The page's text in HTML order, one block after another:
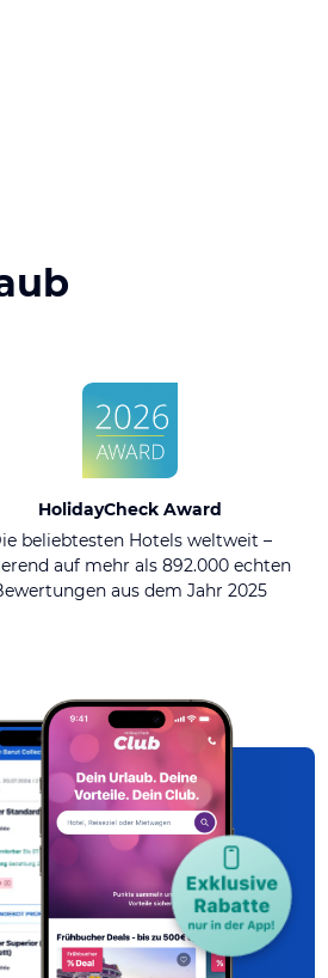
HolidayCheck Award
beliebtesten Hotels weltweit –
auf mehr als 892.000 echten
aus dem Jahr 2025